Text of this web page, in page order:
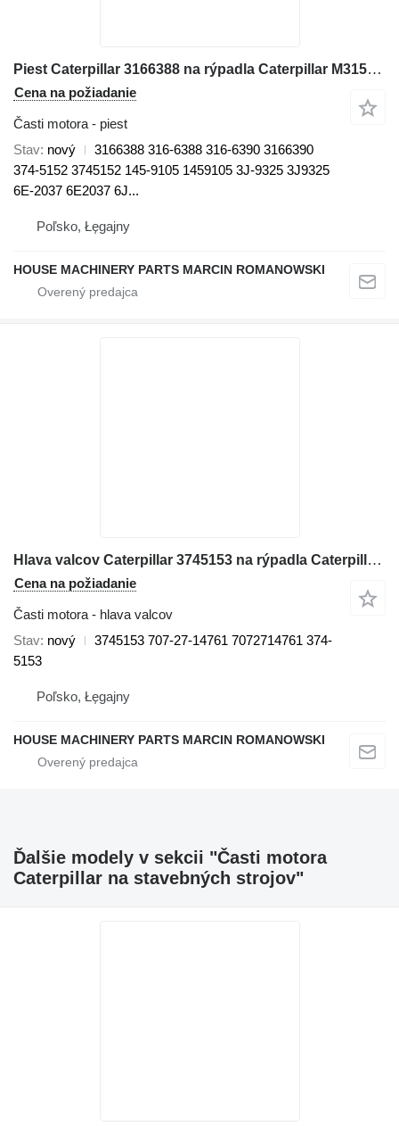
Piest Caterpillar 3166388 na rýpadla Caterpillar M315D, M316D
Cena na požiadanie
Časti motora - piest
Stav nový
3166388 316-6388 316-6390 3166390
374-5152 3745152 145-9105 1459105 3J-9325 3J9325
6E-2037 6E2037 6J...
Poľsko, Łęgajny
HOUSE MACHINERY PARTS MARCIN ROMANOWSKI
Hlava valcov Caterpillar 3745153 na rýpadla Caterpillar M315D, M316D, M317D 2 M320
Cena na požiadanie
Časti motora - hlava valcov
Stav nový
3745153 707-27-14761 7072714761 374-
5153
Poľsko, Łęgajny
HOUSE MACHINERY PARTS MARCIN ROMANOWSKI
Ďalšie modely v sekcii "Časti motora
Caterpillar na stavebných strojov"